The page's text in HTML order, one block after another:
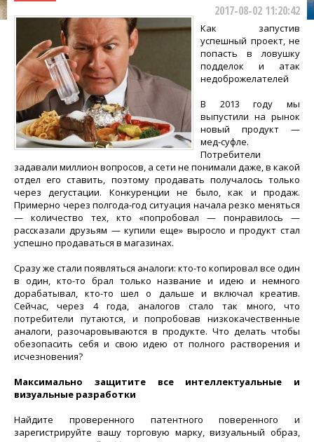
2017-08-02 11:20:42
Как запустив
успешный проект, не
попасть в ловушку
подделок и атак
недоброжелателей
В 2013 году мы
выпустили на рынок
новый продукт —
мед-суфле.
Потребители
задавали миллион вопросов, а сети не понимали даже, в какой
отдел его ставить, поэтому продавать получалось только
через дегустации. Конкуренции не было, как и продаж.
Примерно через полгода-год ситуация начала резко меняться
— количество тех, кто «попробовал — понравилось —
рассказали друзьям — купили еще» выросло и продукт стал
успешно продаваться в магазинах.
Сразу же стали появляться аналоги: кто-то копировал все один
в один, кто-то брал только название и идею и немного
дорабатывал, кто-то шел о дальше и включал креатив.
Сейчас, через 4 года, аналогов стало так много, что
потребители путаются, и попробовав низкокачественные
аналоги, разочаровываются в продукте. Что делать чтобы
обезопасить себя и свою идею от полного растворения и
исчезновения?
Максимально защитите все интеллектуальные и
визуальные разработки
Найдите проверенного патентного поверенного и
зарегистрируйте вашу торговую марку, визуальный образ,